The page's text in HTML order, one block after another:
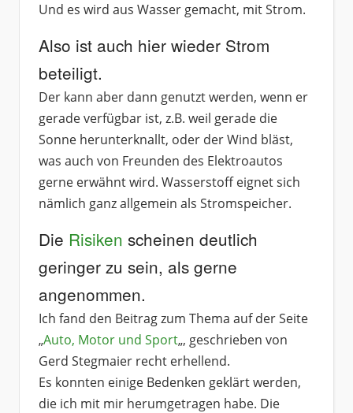
Und es wird aus Wasser gemacht, mit Strom.
Also ist auch hier wieder Strom
beteiligt.
Der kann aber dann genutzt werden, wenn er
gerade verfügbar ist, z.B. weil gerade die
Sonne herunterknallt, oder der Wind bläst,
was auch von Freunden des Elektroautos
gerne erwähnt wird. Wasserstoff eignet sich
nämlich ganz allgemein als Stromspeicher.
Die Risiken scheinen deutlich
geringer zu sein, als gerne
angenommen.
Ich fand den Beitrag zum Thema auf der Seite
„Auto, Motor und Sport„, geschrieben von
Gerd Stegmaier recht erhellend.
Es konnten einige Bedenken geklärt werden,
die ich mit mir herumgetragen habe. Die